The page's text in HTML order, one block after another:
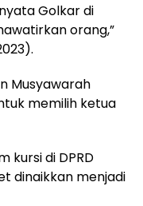
Golkar di
orang,”
Musyawarah
memilih ketua
kursi di DPRD
dinaikkan menjadi